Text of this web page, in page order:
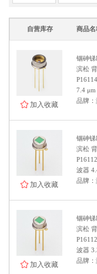
自营库存 商品名
加入收藏
铟砷锑
滨松
7.4 μm
品牌
加入收藏
铟砷锑
滨松
波器
品牌
加入收藏
铟砷锑
滨松
波器
品牌